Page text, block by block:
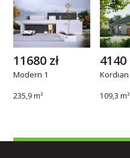
Modern 1
235,9 m²
11680 zł
109,3 m²
4140